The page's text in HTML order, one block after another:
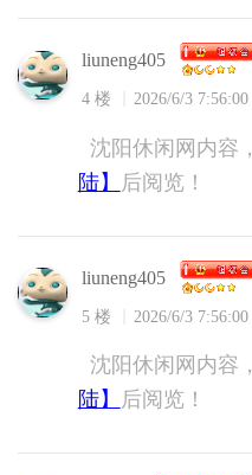
liuneng405
4 楼 2026/6/3 7:56:00
沈阳休闲网内容
陆】
后阅览！
liuneng405
5 楼 2026/6/3 7:56:00
沈阳休闲网内容
陆】
后阅览！